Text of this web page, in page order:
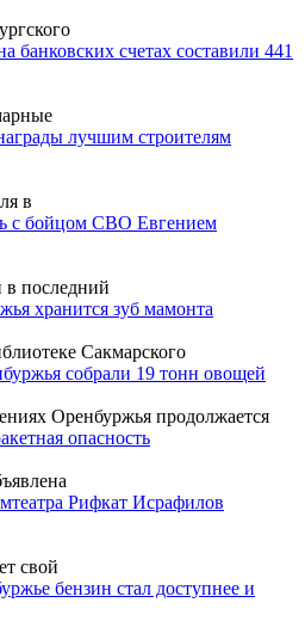
банковских счетах составили 441
лучшим строителям
в
с бойцом СВО Евгением
последний
хранится зуб мамонта
Сакмарского
собрали 19 тонн овощей
Оренбуржья продолжается
опасность
Рифкат Исрафилов
свой
бензин стал доступнее и